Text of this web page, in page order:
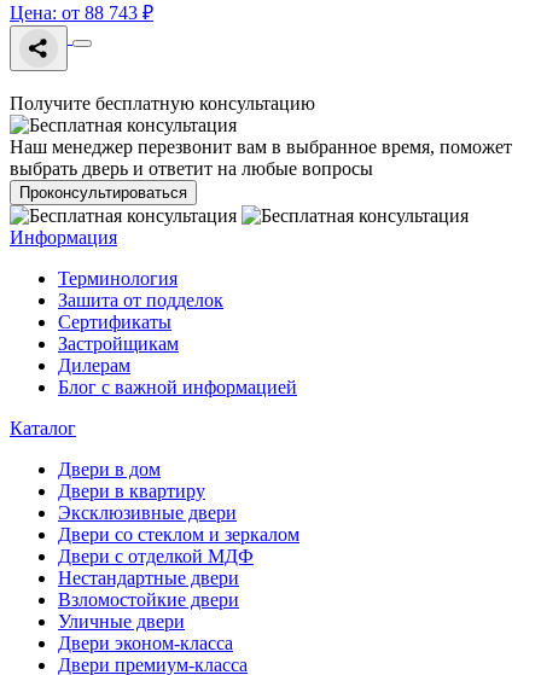
Цена: от 88 743 ₽
Получите бесплатную консультацию
Наш менеджер перезвонит вам в выбранное время, поможет
выбрать дверь и ответит на любые вопросы
Проконсультироваться
Информация
Терминология
Зашита от подделок
Сертификаты
Застройщикам
Дилерам
Блог с важной информацией
Каталог
Двери в дом
Двери в квартиру
Эксклюзивные двери
Двери со стеклом и зеркалом
Двери с отделкой МДФ
Нестандартные двери
Взломостойкие двери
Уличные двери
Двери эконом-класса
Двери премиум-класса